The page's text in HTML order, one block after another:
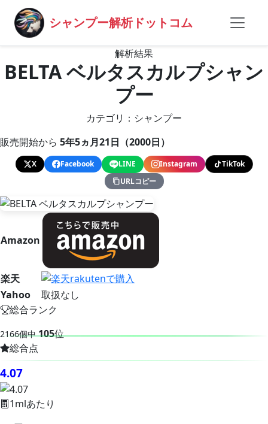
シャンプー解析ドットコム
解析結果
BELTA ベルタスカルプシャン
プー
カテゴリ：シャンプー
販売開始から 5年5ヵ月21日（2000日）
X Facebook LINE Instagram
TikTok
URLコピー
Amazon
楽天
Yahoo
取扱なし
総合ランク
2166個中 105位
総合点
4.07
1mlあたり